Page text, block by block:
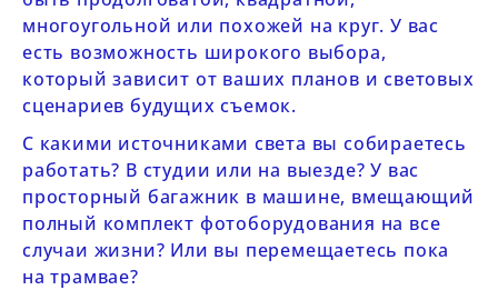
многоугольной или похожей на круг. У вас
есть возможность широкого выбора,
который зависит от ваших планов и световых
сценариев будущих съемок.
С какими источниками света вы собираетесь
работать? В студии или на выезде? У вас
просторный багажник в машине, вмещающий
полный комплект фотоборудования на все
случаи жизни? Или вы перемещаетесь пока
на трамвае?